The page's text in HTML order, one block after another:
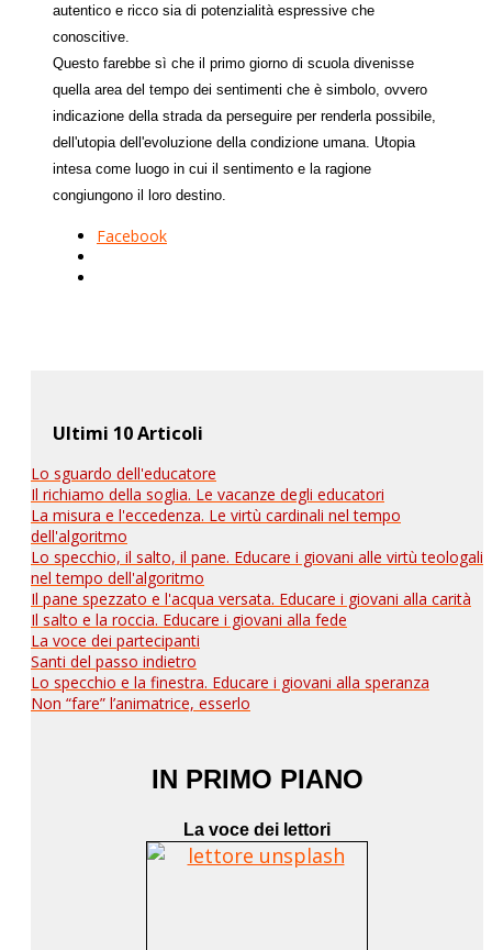
autentico e ricco sia di potenzialità espressive che
conoscitive.
Questo farebbe sì che il primo giorno di scuola divenisse
quella area del tempo dei sentimenti che è simbolo, ovvero
indicazione della strada da perseguire per renderla possibile,
dell'utopia dell'evoluzione della condizione umana. Utopia
intesa come luogo in cui il sentimento e la ragione
congiungono il loro destino.
Facebook
Ultimi 10 Articoli
Lo sguardo dell'educatore
Il richiamo della soglia. Le vacanze degli educatori
La misura e l'eccedenza. Le virtù cardinali nel tempo
dell'algoritmo
Lo specchio, il salto, il pane. Educare i giovani alle virtù teologali
nel tempo dell'algoritmo
Il pane spezzato e l'acqua versata. Educare i giovani alla carità
Il salto e la roccia. Educare i giovani alla fede
La voce dei partecipanti
Santi del passo indietro
Lo specchio e la finestra. Educare i giovani alla speranza
Non “fare” l’animatrice, esserlo
IN PRIMO PIANO
La voce dei lettori